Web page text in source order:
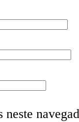
neste